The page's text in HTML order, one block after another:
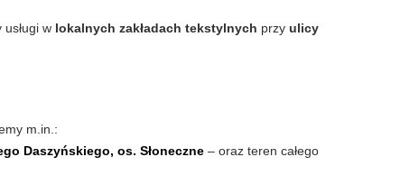
usługi w lokalnych zakładach tekstylnych przy ulicy
m.in.:
Daszyńskiego, os. Słoneczne – oraz teren całego